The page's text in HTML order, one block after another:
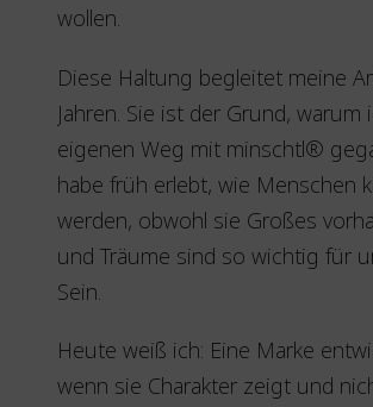
wollen.
Diese Haltung begleitet meine
Jahren. Sie ist der Grund, warum
eigenen Weg mit minschtl®
habe früh erlebt, wie Menschen
werden, obwohl sie Großes
und Träume sind so wichtig für
Sein.
Heute weiß ich: Eine Marke
wenn sie Charakter zeigt und